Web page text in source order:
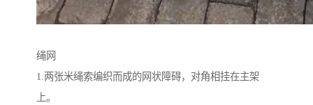
绳网
1.两张米绳索编织而成的网状障碍，对角相挂在主架
上。